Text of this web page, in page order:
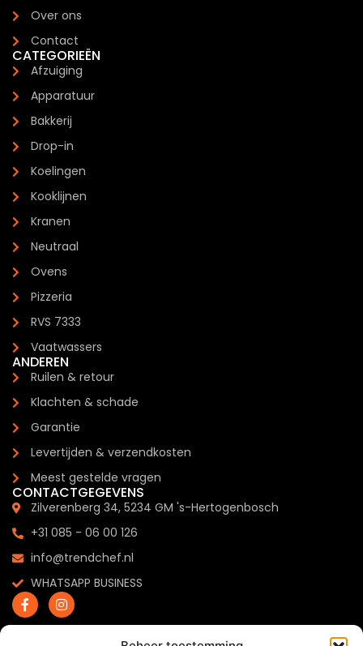
Over ons
Contact
CATEGORIEËN
Afzuiging
Apparatuur
Bakkerij
Drop-in
Koelingen
Kooklijnen
Kranen
Neutraal
Ovens
Pizzeria
RVS 7333
Vaatwassers
ANDEREN
Ruilen & retour
Klachten & schade
Garantie
Levertijden & verzendkosten
Meest gestelde vragen
CONTACTGEGEVENS
Zilverenberg 34, 5234 GM 's-Hertogenbosch
+31 085 - 06 00 126
info@trendchef.nl
WHATSAPP BUSINESS